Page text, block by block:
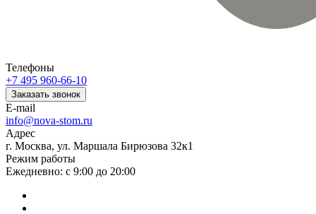
Телефоны
+7 495 960-66-10
Заказать звонок
E-mail
info@nova-stom.ru
Адрес
г. Москва, ул. Маршала Бирюзова 32к1
Режим работы
Ежедневно: с 9:00 до 20:00